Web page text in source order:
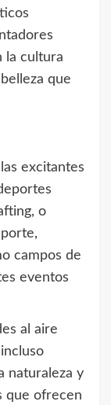
la cultura
que
excitantes
o
campos de
eventos
al aire
naturaleza y
que ofrecen